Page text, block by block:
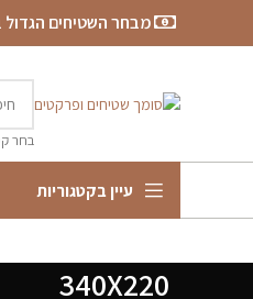
מבחר השטיחים הגדול
בחר
עיין בקטגוריות
340X220